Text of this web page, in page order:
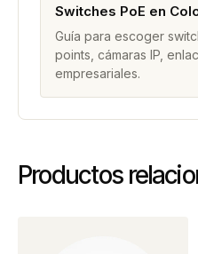
Switches PoE en
Guía para escoger
points, cámaras IP,
empresariales.
Productos